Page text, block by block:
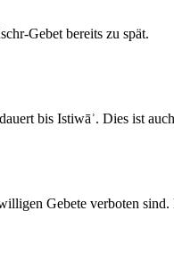
Gebet bereits zu spät.
bis Istiwāʾ. Dies ist
Gebete verboten